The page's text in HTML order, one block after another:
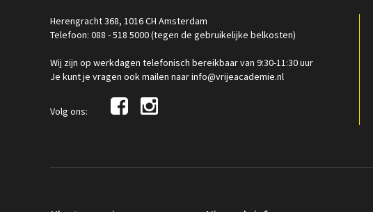
Herengracht 368, 1016 CH Amsterdam
Telefoon: 088 - 518 5000 (tegen de gebruikelijke belkosten)
Wij zijn op werkdagen telefonisch bereikbaar van 9:30-11:30 uur
Je kunt je vragen ook mailen naar info@vrijeacademie.nl
Volg ons: